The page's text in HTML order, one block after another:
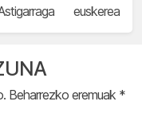
euskerea
Beharrezko eremuak *